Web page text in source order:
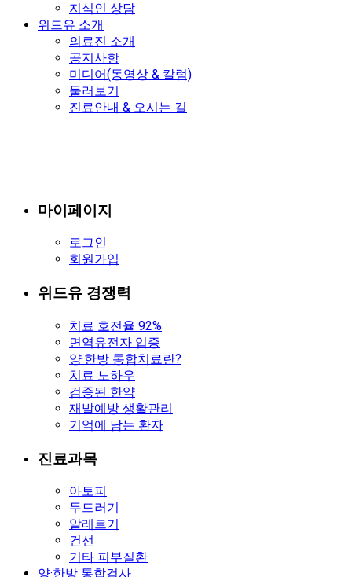
지식인 상담
위드유 소개
의료진 소개
공지사항
미디어(동영상 & 칼럼)
둘러보기
진료안내 & 오시는 길
마이페이지
로그인
회원가입
위드유 경쟁력
치료 호전율 92%
면역유전자 입증
양·한방 통합치료란?
치료 노하우
검증된 한약
재발예방 생활관리
기억에 남는 환자
진료과목
아토피
두드러기
알레르기
건선
기타 피부질환
양·한방 통합검사